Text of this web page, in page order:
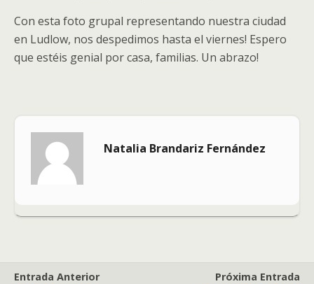
Con esta foto grupal representando nuestra ciudad
en Ludlow, nos despedimos hasta el viernes! Espero
que estéis genial por casa, familias. Un abrazo!
Natalia Brandariz Fernández
Entrada Anterior
Próxima Entrada